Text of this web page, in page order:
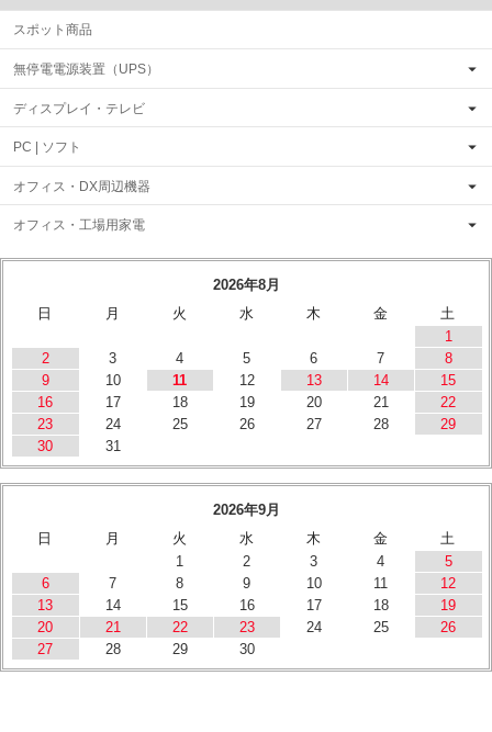
スポット商品
無停電電源装置（UPS）
ディスプレイ・テレビ
PC | ソフト
オフィス・DX周辺機器
オフィス・工場用家電
2026年8月
日
月 火 水 木 金
土
1
2
3 4 5 6 7
8
9
10 11 12 13 14
15
16
17 18 19 20 21
22
23
24 25 26 27 28
29
30
31
2026年9月
日
月 火 水 木 金
土
1
2 3 4
5
6
7 8 9 10 11
12
13
14 15 16 17 18
19
20
21 22 23 24 25
26
27
28 29 30